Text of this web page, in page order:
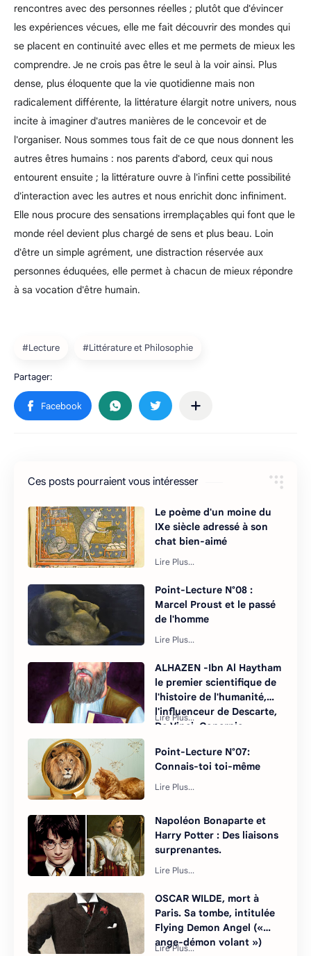
rencontres avec des personnes réelles ; plutôt que d'évincer
les expériences vécues, elle me fait découvrir des mondes qui
se placent en continuité avec elles et me permets de mieux les
comprendre. Je ne crois pas être le seul à la voir ainsi. Plus
dense, plus éloquente que la vie quotidienne mais non
radicalement différente, la littérature élargit notre univers, nous
incite à imaginer d'autres manières de le concevoir et de
l'organiser. Nous sommes tous fait de ce que nous donnent les
autres êtres humains : nos parents d'abord, ceux qui nous
entourent ensuite ; la littérature ouvre à l'infini cette possibilité
d'interaction avec les autres et nous enrichit donc infiniment.
Elle nous procure des sensations irremplaçables qui font que le
monde réel devient plus chargé de sens et plus beau. Loin
d'être un simple agrément, une distraction réservée aux
personnes éduquées, elle permet à chacun de mieux répondre
à sa vocation d'être humain.
Ces posts pourraient vous intéresser
Le poème d'un moine du
IXe siècle adressé à son
chat bien-aimé
Point-Lecture N°08 :
Marcel Proust et le passé
de l'homme
ALHAZEN -Ibn Al Haytham
le premier scientifique de
l'histoire de l'humanité,
l'influenceur de Descarte,
De Vinci, Copernic ...
Point-Lecture N°07:
Connais-toi toi-même
Napoléon Bonaparte et
Harry Potter : Des liaisons
surprenantes.
OSCAR WILDE, mort à
Paris. Sa tombe, intitulée
Flying Demon Angel («
ange-démon volant »)